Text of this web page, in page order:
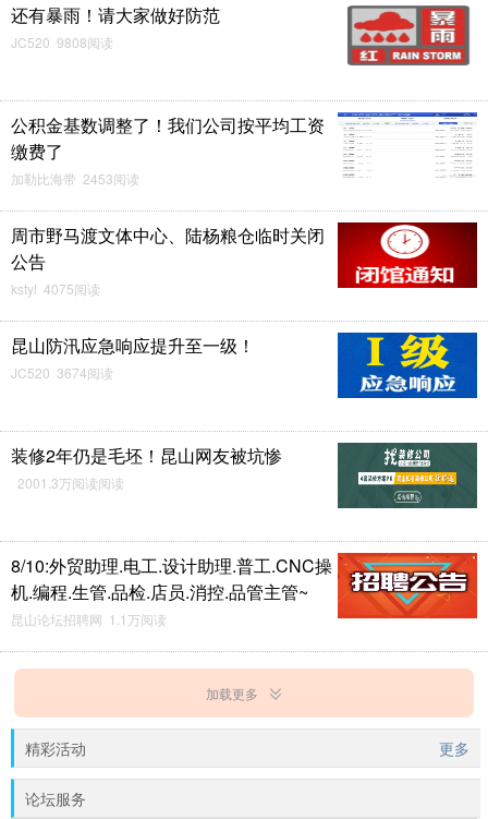
还有暴雨！请大家做好防范
JC520 9808阅读
公积金基数调整了！我们公司按平均工资
缴费了
加勒比海带 2453阅读
周市野马渡文体中心、陆杨粮仓临时关闭
公告
kstyl 4075阅读
昆山防汛应急响应提升至一级！
JC520 3674阅读
装修2年仍是毛坯！昆山网友被坑惨
2001.3万阅读阅读
8/10:外贸助理.电工.设计助理.普工.CNC操
机.编程.生管.品检.店员.消控.品管主管~
昆山论坛招聘网 1.1万阅读
加载更多
精彩活动 更多
论坛服务